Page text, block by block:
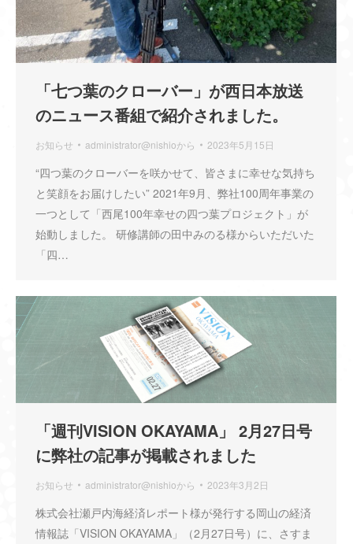
「七つ葉のクローバー」が西日本放送
のニュース番組で紹介されました。
お知らせ administrator@nishioから 2023年5月15日
“四つ葉のクローバーを咲かせて、皆さまに幸せな気持ち
と笑顔をお届けしたい” 2021年9月、弊社100周年事業の
一つとして「西尾100年幸せの四つ葉プロジェクト」が
始動しました。 研修講師の田中みのる様からいただいた
「四…
「週刊VISION OKAYAMA」 2月27日号
に弊社の記事が掲載されました
お知らせ administrator@nishioから 2023年3月2日
株式会社瀬戸内海経済レポート様が発行する岡山の経済
情報誌「VISION OKAYAMA」（2月27日号）に、さすま